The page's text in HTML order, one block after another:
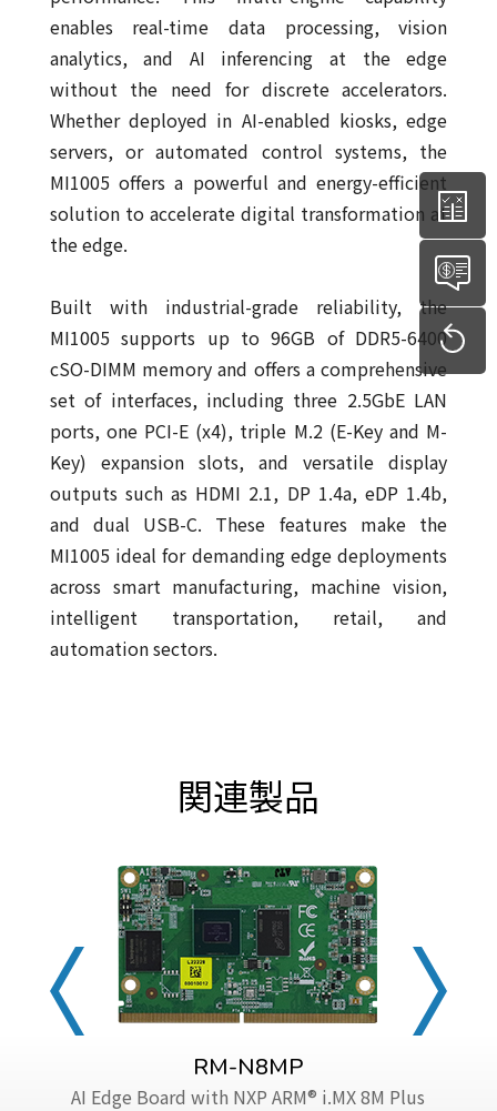
enables real-time data processing, vision
analytics, and AI inferencing at the edge
without the need for discrete accelerators.
Whether deployed in AI-enabled kiosks, edge
servers, or automated control systems, the
MI1005 offers a powerful and energy-efficient
solution to accelerate digital transformation at
the edge.
Built with industrial-grade reliability, the
MI1005 supports up to 96GB of DDR5-6400
cSO-DIMM memory and offers a comprehensive
set of interfaces, including three 2.5GbE LAN
ports, one PCI-E (x4), triple M.2 (E-Key and M-
Key) expansion slots, and versatile display
outputs such as HDMI 2.1, DP 1.4a, eDP 1.4b,
and dual USB-C. These features make the
MI1005 ideal for demanding edge deployments
across smart manufacturing, machine vision,
intelligent transportation, retail, and
automation sectors.
関連製品
RM-N8MP
AI Edge Board with NXP ARM® i.MX 8M Plus